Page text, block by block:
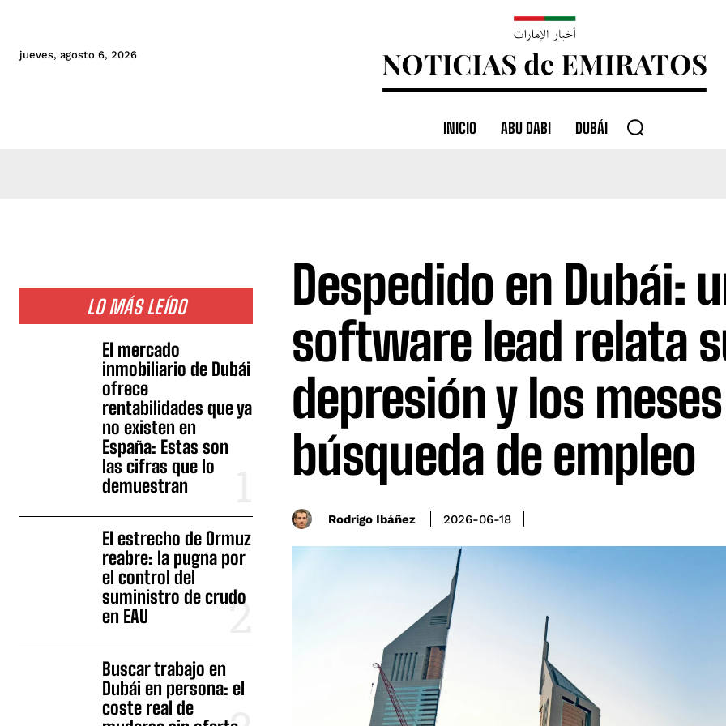
jueves, agosto 6, 2026
INICIO ABU DABI DUBÁI
LO MÁS LEÍDO
El mercado
inmobiliario de Dubái
ofrece
rentabilidades que ya
no existen en
España: Estas son
las cifras que lo
demuestran
El estrecho de Ormuz
reabre: la pugna por
el control del
suministro de crudo
en EAU
Buscar trabajo en
Dubái en persona: el
coste real de
Despedido en Dubái:
software lead relata
depresión y los
búsqueda de empleo
Rodrigo Ibáñez 2026-06-18